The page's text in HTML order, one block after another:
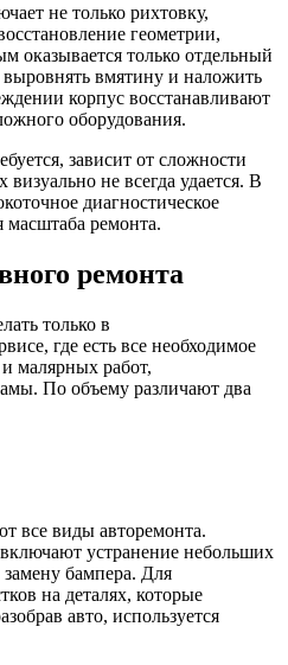
не только рихтовку,
геометрии,
оказывается только отдельный
вмятину и наложить
корпус восстанавливают
оборудования.
зависит от сложности
не всегда удается. В
диагностическое
масштаба ремонта.
ремонта
только в
где есть все необходимое
малярных работ,
По объему различают два
все виды авторемонта.
устранение небольших
бампера. Для
на деталях, которые
авто, используется